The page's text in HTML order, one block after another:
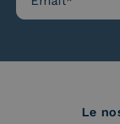
Le